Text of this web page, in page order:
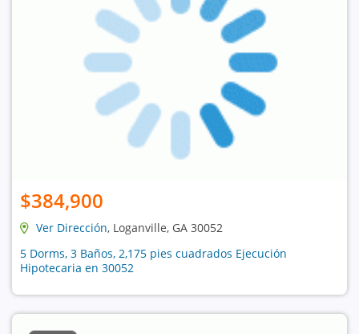
$384,900
Ver Dirección, Loganville, GA 30052
5 Dorms, 3 Baños, 2,175 pies cuadrados Ejecución
Hipotecaria en 30052